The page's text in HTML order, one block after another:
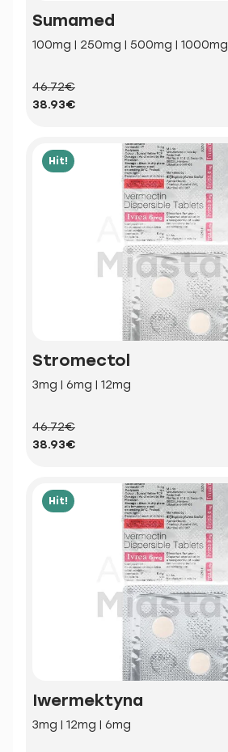
Sumamed
100mg | 250mg | 500mg | 1000mg
46.72€
38.93€
Hit!
Stromectol
3mg | 6mg | 12mg
46.72€
38.93€
Hit!
Iwermektyna
3mg | 12mg | 6mg